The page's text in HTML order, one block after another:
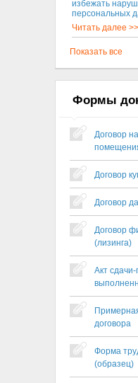
избежать
персональных
Читать далее
Показать все
Формы
Договор
Договор
Договор
Договор
(лизинга)
Акт
договора
Форма
(образец)